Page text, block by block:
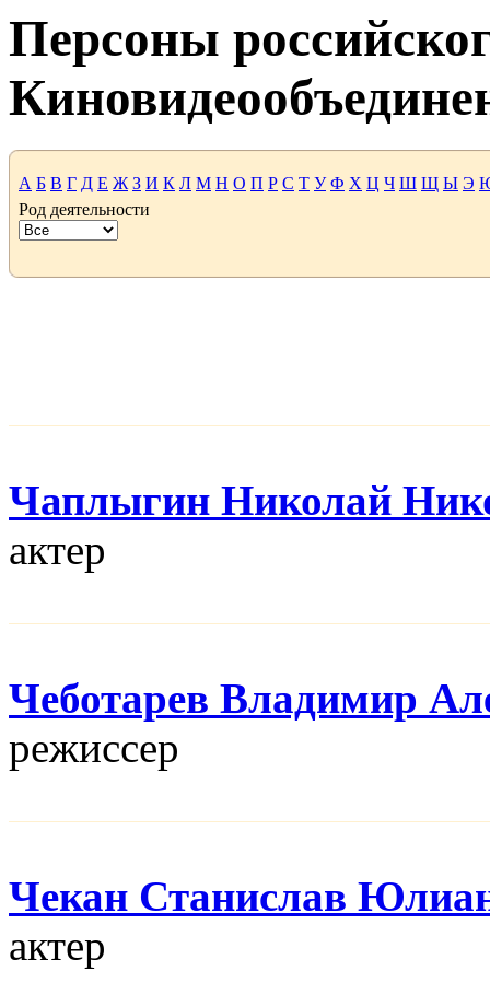
Персоны
А Б В Г Д Е Ж З И К Л М Н О П Р С Т У Ф Х Ц Ч Ш Щ Ы Э
Род деятельности
Чаплыгин Николай
актер
Чеботарев Владимир
режисcер
Чекан Станислав
актер